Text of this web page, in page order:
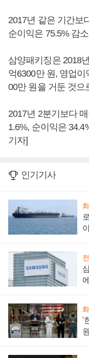
2017년 같은 기간보
순이익은 75.5% 감
삼양패키징은 2018
억6300만 원, 영업
00만 원을 거둔 것으
2017년 2분기보다
1.6%, 순이익은
기자]
인기기사
'